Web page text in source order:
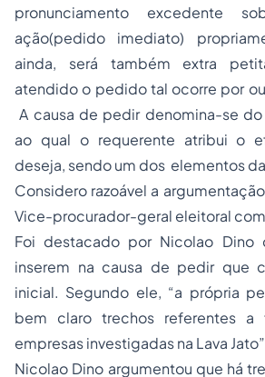
pronunciamento excedente
ação(pedido imediato)
ainda, será também extra
atendido o pedido tal ocorre por
A causa de pedir denomina-se
ao qual o requerente atribui o
deseja, sendo um dos elementos
Considero razoável a
Vice-procurador-geral eleitoral
Foi destacado por Nicolao Dino
inserem na causa de pedir que
inicial. Segundo ele, “a própria
bem claro trechos referentes a
empresas investigadas na Lava
Nicolao Dino argumentou que há